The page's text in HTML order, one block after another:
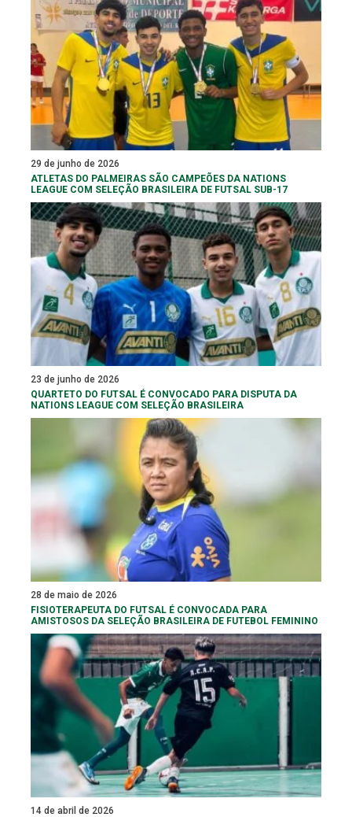
29 de junho de 2026
ATLETAS DO PALMEIRAS SÃO CAMPEÕES DA NATIONS
LEAGUE COM SELEÇÃO BRASILEIRA DE FUTSAL SUB-17
23 de junho de 2026
QUARTETO DO FUTSAL É CONVOCADO PARA DISPUTA DA
NATIONS LEAGUE COM SELEÇÃO BRASILEIRA
28 de maio de 2026
FISIOTERAPEUTA DO FUTSAL É CONVOCADA PARA
AMISTOSOS DA SELEÇÃO BRASILEIRA DE FUTEBOL FEMININO
14 de abril de 2026